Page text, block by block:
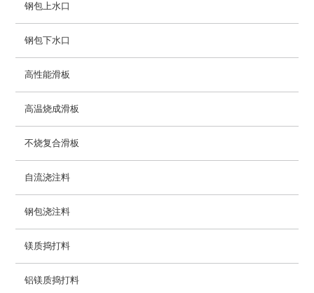
钢包上水口
钢包下水口
高性能滑板
高温烧成滑板
不烧复合滑板
自流浇注料
钢包浇注料
镁质捣打料
铝镁质捣打料